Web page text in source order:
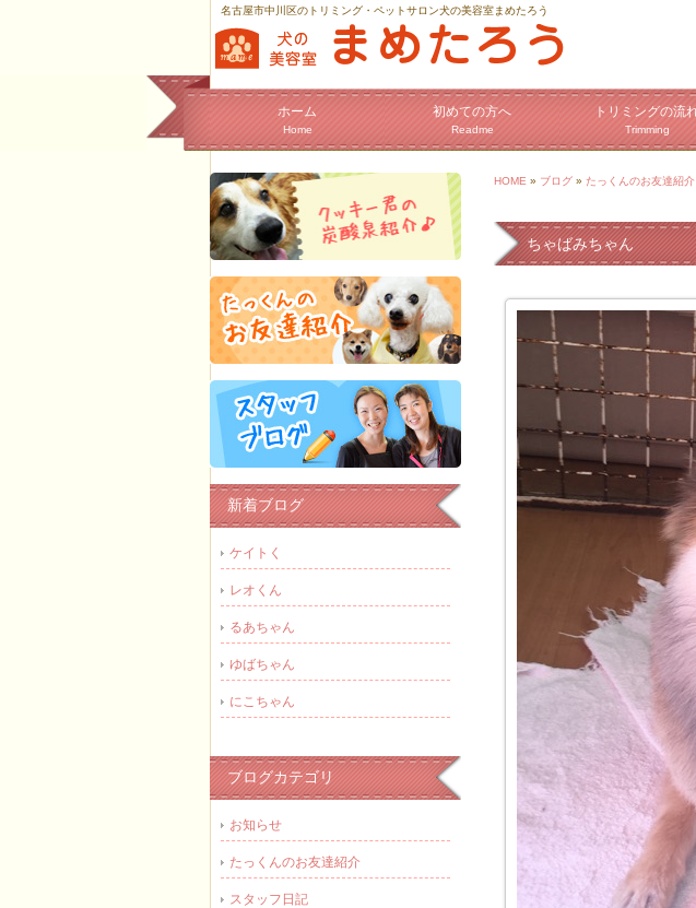
名古屋市中川区のトリミング・ペットサロン犬の美容室まめたろう
ホーム
Home
初めての方へ
Readme
トリミングの流
Trimming
HOME » ブログ » たっくんのお友達紹介
ちゃばみちゃん
新着ブログ
ケイトく
レオくん
るあちゃん
ゆばちゃん
にこちゃん
ブログカテゴリ
お知らせ
たっくんのお友達紹介
スタッフ日記